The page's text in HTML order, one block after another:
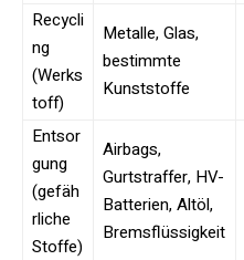
Recycli
ng
(Werks
toff)
Metalle, Glas,
bestimmte
Kunststoffe
Entsor
gung
(gefäh
rliche
Stoffe)
Airbags,
Gurtstraffer, HV-
Batterien, Altöl,
Bremsflüssigkeit